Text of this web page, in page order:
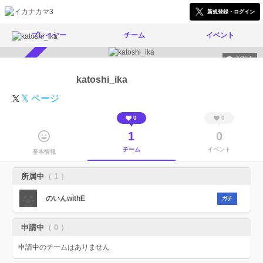
新規登録・ログイン
プレイヤー チーム イベント
1054
katoshi_ika
𝕏 ページ
基本情報
0
1
チーム
0
0
イベント
所属中 （ 1 ）
のいんwithE ガチ
申請中 （ 0 ）
申請中のチームはありません